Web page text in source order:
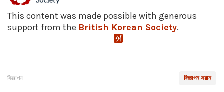
This content was made possible with generous
support from the British Korean Society.
বিজ্ঞাপন সরান
বিজ্ঞাপন